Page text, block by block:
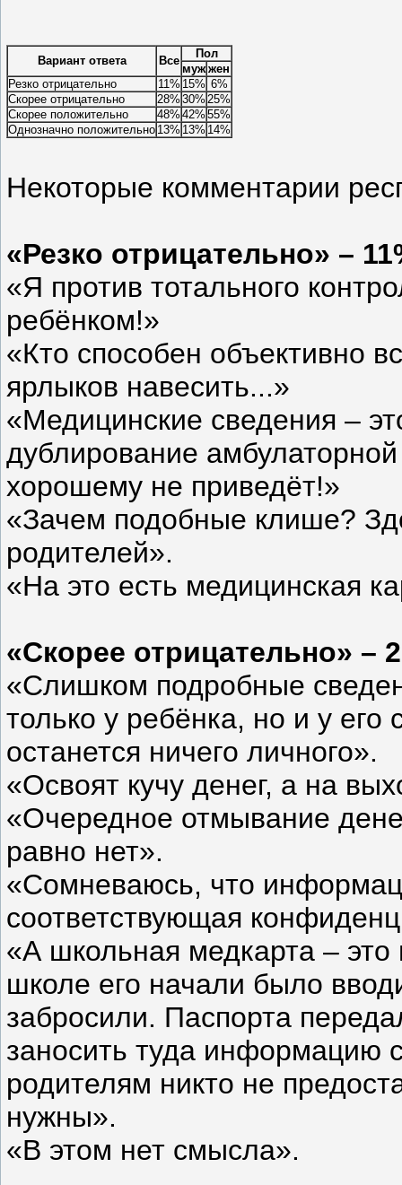
Вариант ответа Все
Пол
муж жен
Резко отрицательно
11% 15% 6%
Скорее отрицательно
28% 30% 25%
Скорее положительно
48% 42% 55%
Однозначно положительно 13% 13% 14%
Некоторые комментарии
«Резко отрицательно» –
«Я против тотального
ребёнком!»
«Кто способен объективно
ярлыков навесить...»
«Медицинские сведения –
дублирование
хорошему не приведёт!»
«Зачем подобные клише?
родителей».
«На это есть медицинская
«Скорее отрицательно» –
«Слишком подробные
только у ребёнка, но и у
останется ничего личного».
«Освоят кучу денег, а на
«Очередное отмывание
равно нет».
«Сомневаюсь, что
соответствующая
«А школьная медкарта –
школе его начали было
забросили. Паспорта
заносить туда информацию
родителям никто не
нужны».
«В этом нет смысла».